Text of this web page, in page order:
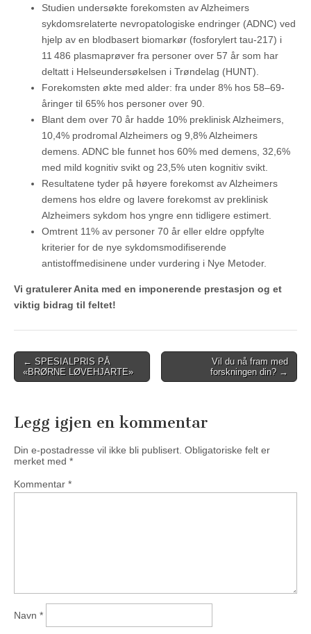
Studien undersøkte forekomsten av Alzheimers
sykdomsrelaterte nevropatologiske endringer (ADNC) ved
hjelp av en blodbasert biomarkør (fosforylert tau-217) i
11 486 plasmaprøver fra personer over 57 år som har
deltatt i Helseundersøkelsen i Trøndelag (HUNT).
Forekomsten økte med alder: fra under 8% hos 58–69-
åringer til 65% hos personer over 90.
Blant dem over 70 år hadde 10% preklinisk Alzheimers,
10,4% prodromal Alzheimers og 9,8% Alzheimers
demens. ADNC ble funnet hos 60% med demens, 32,6%
med mild kognitiv svikt og 23,5% uten kognitiv svikt.
Resultatene tyder på høyere forekomst av Alzheimers
demens hos eldre og lavere forekomst av preklinisk
Alzheimers sykdom hos yngre enn tidligere estimert.
Omtrent 11% av personer 70 år eller eldre oppfylte
kriterier for de nye sykdomsmodifiserende
antistoffmedisinene under vurdering i Nye Metoder.
Vi gratulerer Anita med en imponerende prestasjon og et
viktig bidrag til feltet!
Post
navigation
← SPESIALPRIS PÅ
«BRØRNE LØVEHJARTE»
Vil du nå fram med
forskningen din? →
Legg igjen en kommentar
Din e-postadresse vil ikke bli publisert. Obligatoriske felt er
merket med *
Kommentar *
Navn *